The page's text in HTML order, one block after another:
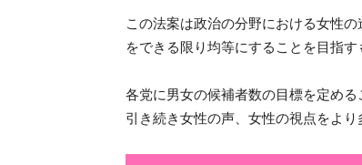
この法案は政治の分野における女性
をできる限り均等にすることを目指す
各党に男女の候補者数の目標を定める
引き続き女性の声、女性の視点をよ